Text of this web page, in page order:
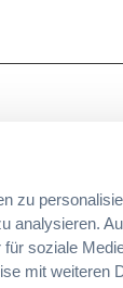
zu
analysieren.
soziale
mit weiteren
IT